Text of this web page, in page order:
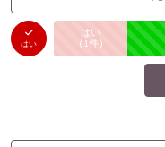
はい
はい
（ 1件） 未投票